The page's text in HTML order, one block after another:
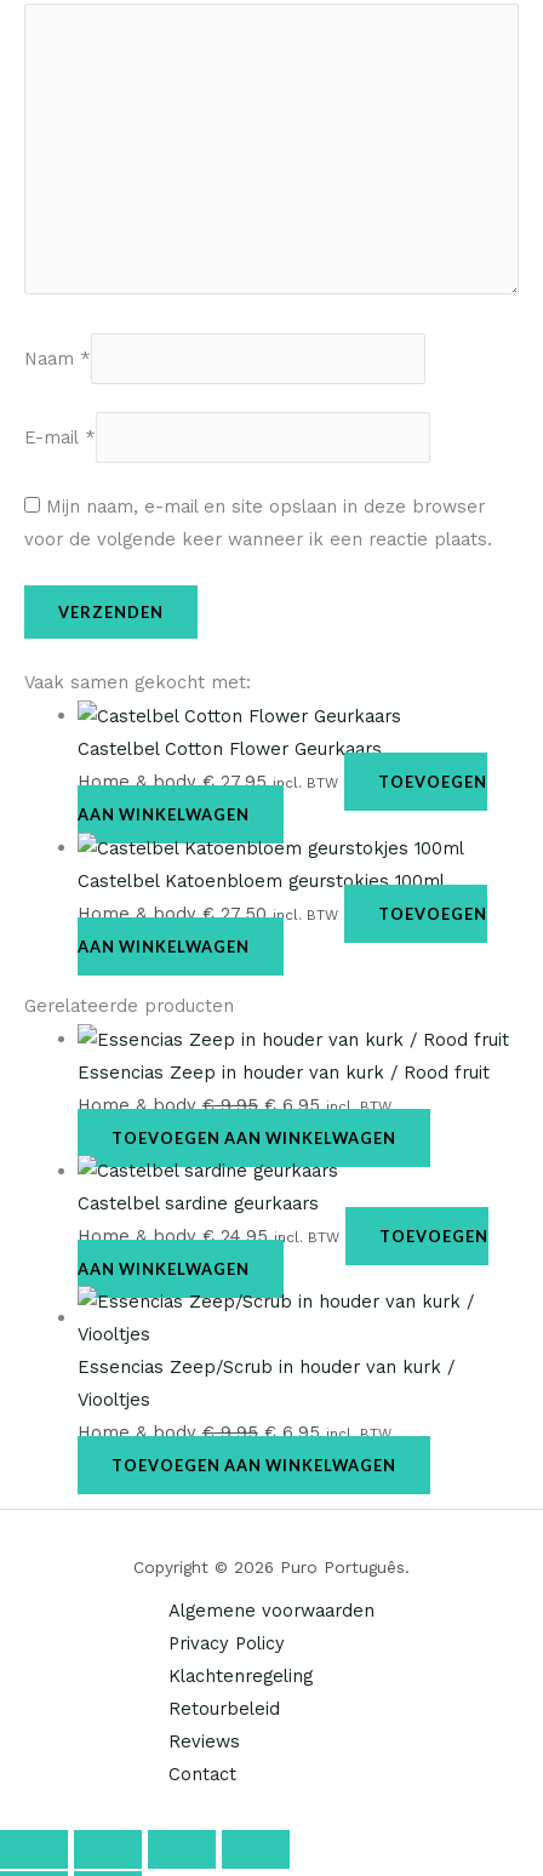
Naam *
E-mail *
Mijn naam, e-mail en site opslaan in deze browser
voor de volgende keer wanneer ik een reactie plaats.
Vaak samen gekocht met:
Castelbel Cotton Flower Geurkaars
Home & body€27,95 incl. BTW
TOEVOEGEN
AAN WINKELWAGEN
Castelbel Katoenbloem geurstokjes 100ml
Home & body€27,50 incl. BTW
TOEVOEGEN
AAN WINKELWAGEN
Gerelateerde producten
Essencias Zeep in houder van kurk / Rood fruit
Home & body€9,95 €6,95 incl. BTW
TOEVOEGEN AAN WINKELWAGEN
Castelbel sardine geurkaars
Home & body€24,95 incl. BTW
TOEVOEGEN
AAN WINKELWAGEN
Essencias Zeep/Scrub in houder van kurk /
Viooltjes
Home & body€9,95 €6,95 incl. BTW
TOEVOEGEN AAN WINKELWAGEN
Copyright © 2026 Puro Português.
Algemene voorwaarden
Privacy Policy
Klachtenregeling
Retourbeleid
Reviews
Contact